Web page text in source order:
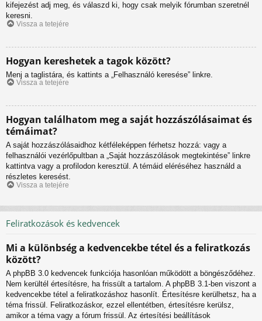
kifejezést adj meg, és válaszd ki, hogy csak melyik fórumban szeretnél
keresni.
Vissza a tetejére
Hogyan kereshetek a tagok között?
Menj a taglistára, és kattints a „Felhasználó keresése” linkre.
Vissza a tetejére
Hogyan találhatom meg a saját hozzászólásaimat és
témáimat?
A saját hozzászólásaidhoz kétféleképpen férhetsz hozzá: vagy a
felhasználói vezérlőpultban a „Saját hozzászólások megtekintése” linkre
kattintva vagy a profilodon keresztül. A témáid eléréséhez használd a
részletes keresést.
Vissza a tetejére
Feliratkozások és kedvencek
Mi a különbség a kedvencekbe tétel és a feliratkozás
között?
A phpBB 3.0 kedvencek funkciója hasonlóan működött a böngésződéhez.
Nem kerültél értesítésre, ha frissült a tartalom. A phpBB 3.1-ben viszont a
kedvencekbe tétel a feliratkozáshoz hasonlít. Értesítésre kerülhetsz, ha a
téma frissül. Feliratkozáskor, ezzel ellentétben, értesítésre kerülsz,
amikor a téma vagy a fórum frissül. Az értesítési beállítások